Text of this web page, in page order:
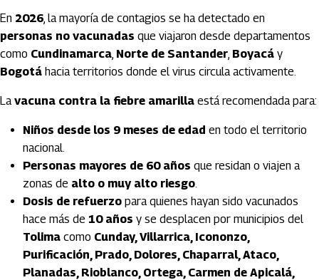
En 2026, la mayoría de contagios se ha detectado en
personas no vacunadas que viajaron desde departamentos
como Cundinamarca, Norte de Santander, Boyacá y
Bogotá hacia territorios donde el virus circula activamente.
Lavacuna contra la fiebre amarilla está recomendada para:
Niños desde los 9 meses de edad en todo el territorio
nacional.
Personas mayores de 60 años que residan o viajen a
zonas de alto o muy alto riesgo.
Dosis de refuerzo para quienes hayan sido vacunados
hace más de 10 años y se desplacen por municipios del
Tolima como Cunday, Villarrica, Icononzo,
Purificación, Prado, Dolores, Chaparral, Ataco,
Planadas, Rioblanco, Ortega, Carmen de Apicalá,